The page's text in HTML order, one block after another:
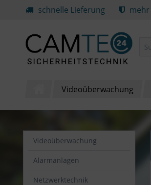
schnelle Lieferung
Videoüberwachung
Videoüberwachung
Alarmanlagen
Netzwerktechnik